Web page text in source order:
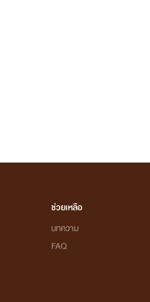
ช่วยเหลือ
บทความ
FAQ